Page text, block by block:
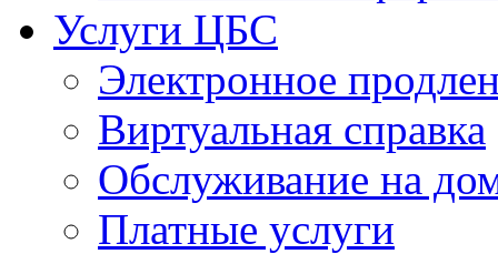
Услуги ЦБС
Электронное
Виртуальная справка
Обслуживание на
Платные услуги